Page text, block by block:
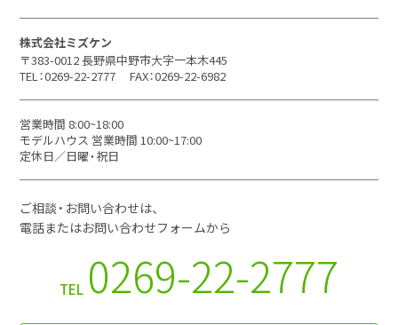
株式会社ミズケン
〒383-0012 長野県中野市大字一本木445
TEL：0269-22-2777
FAX：0269-22-6982
営業時間 8:00~18:00
モデルハウス 営業時間 10:00~17:00
定休日／日曜・祝日
ご相談・お問い合わせは、
電話またはお問い合わせフォームから
TEL 0269-22-2777